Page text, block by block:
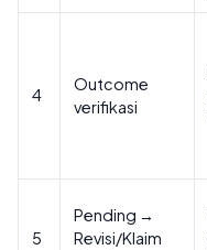
4
Outcome
verifikasi
5
Pending →
Revisi/Klaim